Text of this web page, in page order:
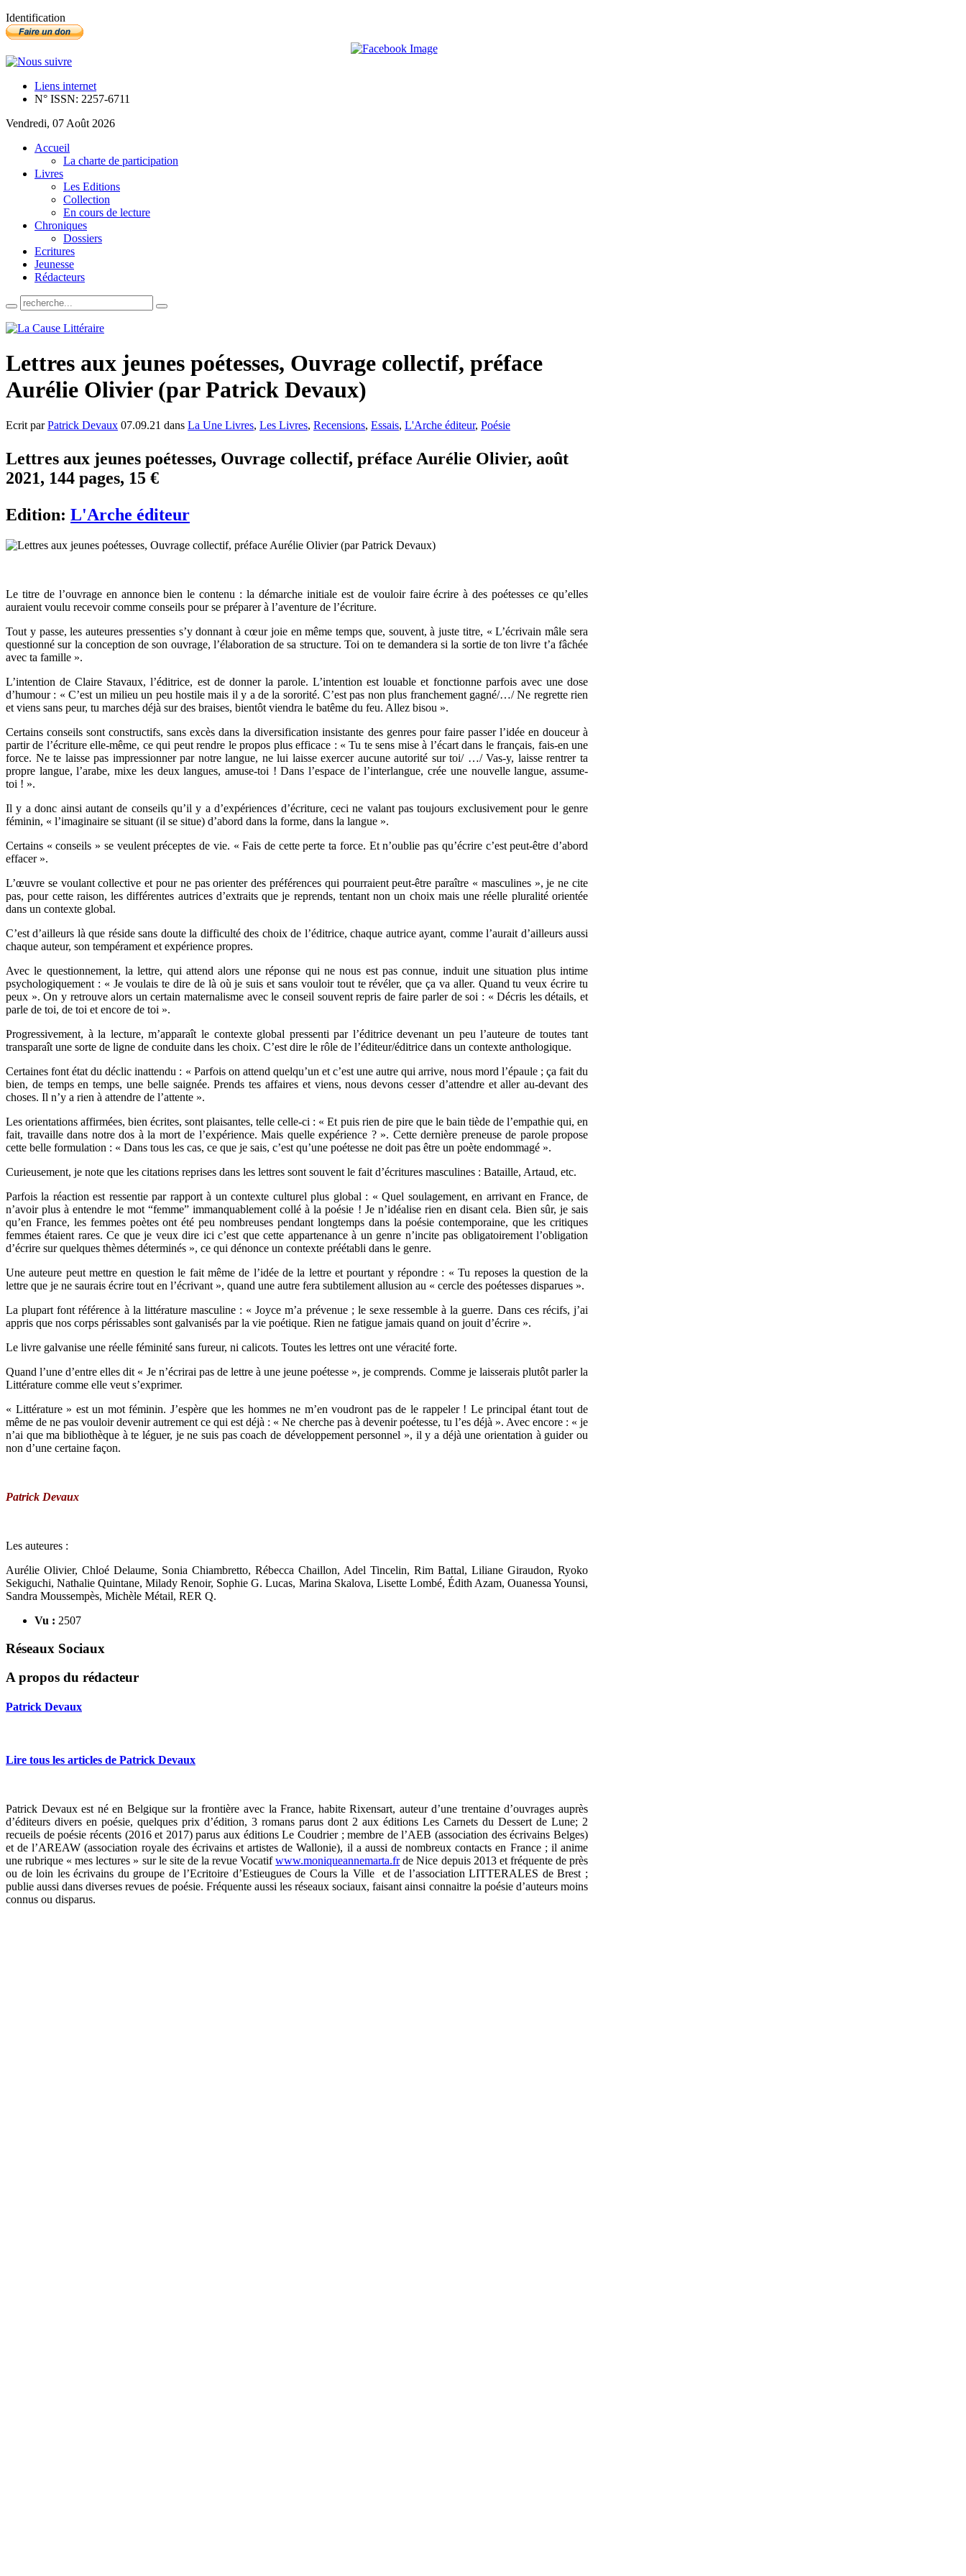
Identification
Liens internet
N° ISSN: 2257-6711
Vendredi, 07 Août 2026
Accueil
La charte de participation
Livres
Les Editions
Collection
En cours de lecture
Chroniques
Dossiers
Ecritures
Jeunesse
Rédacteurs
Lettres aux jeunes poétesses, Ouvrage collectif, préface
Aurélie Olivier (par Patrick Devaux)
Ecrit parPatrick Devaux 07.09.21 dans La Une Livres, Les Livres, Recensions, Essais, L'Arche éditeur, Poésie
Lettres aux jeunes poétesses, Ouvrage collectif, préface Aurélie Olivier, août
2021, 144 pages, 15 €
Edition: L'Arche éditeur
Le titre de l’ouvrage en annonce bien le contenu : la démarche initiale est de vouloir faire écrire à des poétesses ce qu’elles
auraient voulu recevoir comme conseils pour se préparer à l’aventure de l’écriture.
Tout y passe, les auteures pressenties s’y donnant à cœur joie en même temps que, souvent, à juste titre, « L’écrivain mâle sera
questionné sur la conception de son ouvrage, l’élaboration de sa structure. Toi on te demandera si la sortie de ton livre t’a fâchée
avec ta famille ».
L’intention de Claire Stavaux, l’éditrice, est de donner la parole. L’intention est louable et fonctionne parfois avec une dose
d’humour : « C’est un milieu un peu hostile mais il y a de la sororité. C’est pas non plus franchement gagné/…/ Ne regrette rien
et viens sans peur, tu marches déjà sur des braises, bientôt viendra le batême du feu. Allez bisou ».
Certains conseils sont constructifs, sans excès dans la diversification insistante des genres pour faire passer l’idée en douceur à
partir de l’écriture elle-même, ce qui peut rendre le propos plus efficace : « Tu te sens mise à l’écart dans le français, fais-en une
force. Ne te laisse pas impressionner par notre langue, ne lui laisse exercer aucune autorité sur toi/ …/ Vas-y, laisse rentrer ta
propre langue, l’arabe, mixe les deux langues, amuse-toi ! Dans l’espace de l’interlangue, crée une nouvelle langue, assume-
toi ! ».
Il y a donc ainsi autant de conseils qu’il y a d’expériences d’écriture, ceci ne valant pas toujours exclusivement pour le genre
féminin, « l’imaginaire se situant (il se situe) d’abord dans la forme, dans la langue ».
Certains « conseils » se veulent préceptes de vie. « Fais de cette perte ta force. Et n’oublie pas qu’écrire c’est peut-être d’abord
effacer ».
L’œuvre se voulant collective et pour ne pas orienter des préférences qui pourraient peut-être paraître « masculines », je ne cite
pas, pour cette raison, les différentes autrices d’extraits que je reprends, tentant non un choix mais une réelle pluralité orientée
dans un contexte global.
C’est d’ailleurs là que réside sans doute la difficulté des choix de l’éditrice, chaque autrice ayant, comme l’aurait d’ailleurs aussi
chaque auteur, son tempérament et expérience propres.
Avec le questionnement, la lettre, qui attend alors une réponse qui ne nous est pas connue, induit une situation plus intime
psychologiquement : « Je voulais te dire de là où je suis et sans vouloir tout te révéler, que ça va aller. Quand tu veux écrire tu
peux ». On y retrouve alors un certain maternalisme avec le conseil souvent repris de faire parler de soi : « Décris les détails, et
parle de toi, de toi et encore de toi ».
Progressivement, à la lecture, m’apparaît le contexte global pressenti par l’éditrice devenant un peu l’auteure de toutes tant
transparaît une sorte de ligne de conduite dans les choix. C’est dire le rôle de l’éditeur/éditrice dans un contexte anthologique.
Certaines font état du déclic inattendu : « Parfois on attend quelqu’un et c’est une autre qui arrive, nous mord l’épaule ; ça fait du
bien, de temps en temps, une belle saignée. Prends tes affaires et viens, nous devons cesser d’attendre et aller au-devant des
choses. Il n’y a rien à attendre de l’attente ».
Les orientations affirmées, bien écrites, sont plaisantes, telle celle-ci : « Et puis rien de pire que le bain tiède de l’empathie qui, en
fait, travaille dans notre dos à la mort de l’expérience. Mais quelle expérience ? ». Cette dernière preneuse de parole propose
cette belle formulation : « Dans tous les cas, ce que je sais, c’est qu’une poétesse ne doit pas être un poète endommagé ».
Curieusement, je note que les citations reprises dans les lettres sont souvent le fait d’écritures masculines : Bataille, Artaud, etc.
Parfois la réaction est ressentie par rapport à un contexte culturel plus global : « Quel soulagement, en arrivant en France, de
n’avoir plus à entendre le mot “femme” immanquablement collé à la poésie ! Je n’idéalise rien en disant cela. Bien sûr, je sais
qu’en France, les femmes poètes ont été peu nombreuses pendant longtemps dans la poésie contemporaine, que les critiques
femmes étaient rares. Ce que je veux dire ici c’est que cette appartenance à un genre n’incite pas obligatoirement l’obligation
d’écrire sur quelques thèmes déterminés », ce qui dénonce un contexte préétabli dans le genre.
Une auteure peut mettre en question le fait même de l’idée de la lettre et pourtant y répondre : « Tu reposes la question de la
lettre que je ne saurais écrire tout en l’écrivant », quand une autre fera subtilement allusion au « cercle des poétesses disparues ».
La plupart font référence à la littérature masculine : « Joyce m’a prévenue ; le sexe ressemble à la guerre. Dans ces récifs, j’ai
appris que nos corps périssables sont galvanisés par la vie poétique. Rien ne fatigue jamais quand on jouit d’écrire ».
Le livre galvanise une réelle féminité sans fureur, ni calicots. Toutes les lettres ont une véracité forte.
Quand l’une d’entre elles dit « Je n’écrirai pas de lettre à une jeune poétesse », je comprends. Comme je laisserais plutôt parler la
Littérature comme elle veut s’exprimer.
« Littérature » est un mot féminin. J’espère que les hommes ne m’en voudront pas de le rappeler ! Le principal étant tout de
même de ne pas vouloir devenir autrement ce qui est déjà : « Ne cherche pas à devenir poétesse, tu l’es déjà ». Avec encore : « je
n’ai que ma bibliothèque à te léguer, je ne suis pas coach de développement personnel », il y a déjà une orientation à guider ou
non d’une certaine façon.
Patrick Devaux
Les auteures :
Aurélie Olivier, Chloé Delaume, Sonia Chiambretto, Rébecca Chaillon, Adel Tincelin, Rim Battal, Liliane Giraudon, Ryoko
Sekiguchi, Nathalie Quintane, Milady Renoir, Sophie G. Lucas, Marina Skalova, Lisette Lombé, Édith Azam, Ouanessa Younsi,
Sandra Moussempès, Michèle Métail, RER Q.
Vu : 2507
Réseaux Sociaux
A propos du rédacteur
Patrick Devaux
Lire tous les articles de Patrick Devaux
Patrick Devaux est né en Belgique sur la frontière avec la France, habite Rixensart, auteur d’une trentaine d’ouvrages auprès
d’éditeurs divers en poésie, quelques prix d’édition, 3 romans parus dont 2 aux éditions Les Carnets du Dessert de Lune; 2
recueils de poésie récents (2016 et 2017) parus aux éditions Le Coudrier ; membre de l’AEB (association des écrivains Belges)
et de l’AREAW (association royale des écrivains et artistes de Wallonie), il a aussi de nombreux contacts en France ; il anime
une rubrique « mes lectures » sur le site de la revue Vocatifwww.moniqueannemarta.frde Nice depuis 2013 et fréquente de près
ou de loin les écrivains du groupe de l’Ecritoire d’Estieugues de Cours la Ville et de l’association LITTERALES de Brest ;
publie aussi dans diverses revues de poésie. Fréquente aussi les réseaux sociaux, faisant ainsi connaitre la poésie d’auteurs moins
connus ou disparus.